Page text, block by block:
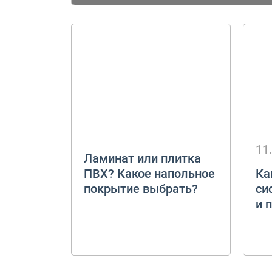
Ламинат или плитка
ПВХ? Какое напольное
покрытие выбрать?
и